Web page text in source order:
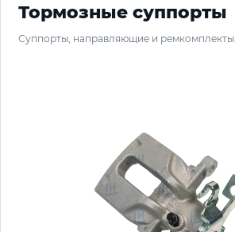
Тормозные суппорты
Суппорты, направляющие и ремкомплекты.